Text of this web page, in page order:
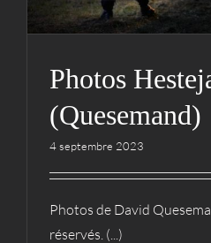
Photos
(Quesemand)
4 septembre 2023
Photos de David
réservés. (...)